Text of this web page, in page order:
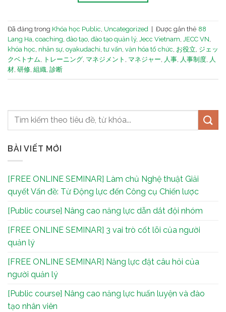
Đã đăng trong Khóa học Public Uncategorized Được gắn thẻ 88
Lang Ha coaching đào tạo đào tạo quản lý, Jecc Vietnam JECC VN
khóa học nhân sự oyakudachi tư vấn văn hóa tổ chức お役立 ジェッ
クベトナム
トレーニング マネジメント マネジャー 人事 人事制度 人
材 研修 組織 診断
BÀI VIẾT MỚI
[FREE ONLINE SEMINAR] Làm chủ Nghệ thuật Giải
quyết Vấn đề: Từ Động lực đến Công cụ Chiến lược
[Public course] Nâng cao năng lực dẫn dắt đội nhóm
[FREE ONLINE SEMINAR] 3 vai trò cốt lõi của người
quản lý
[FREE ONLINE SEMINAR] Năng lực đặt câu hỏi của
người quản lý
[Public course] Nâng cao năng lực huấn luyện và đào
tạo nhân viên